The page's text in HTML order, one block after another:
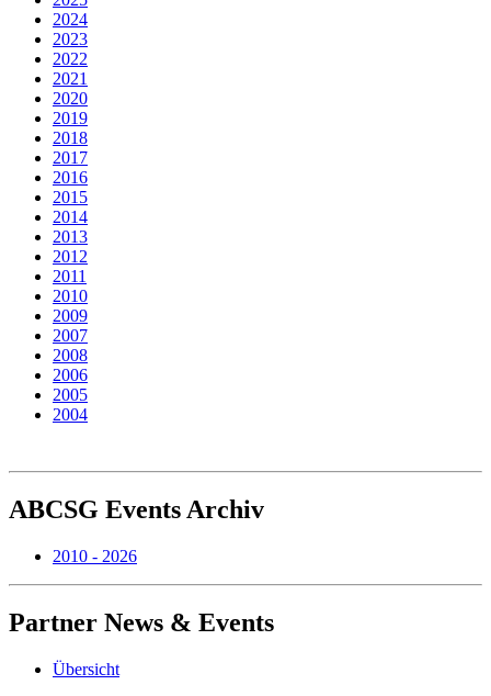
2024
2023
2022
2021
2020
2019
2018
2017
2016
2015
2014
2013
2012
2011
2010
2009
2007
2008
2006
2005
2004
ABCSG Events Archiv
2010 - 2026
Partner News & Events
Übersicht